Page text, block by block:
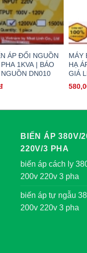
ÁP ĐỔI NGUỒN
1KVA | BÁO
DN010
MÁY
HẠ
GIÁ
BIẾN ÁP 380V/
220V/3 PHA
biến áp cách ly
200v 220v 3 pha
biến áp tự ngẫu
200v 220v 3 pha